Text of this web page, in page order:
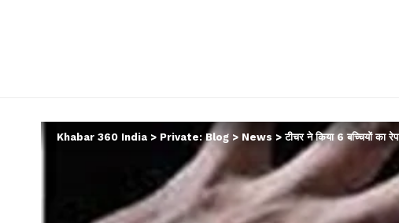
Khabar 360 India > Private: Blog > News >टीचर ने किया 6 बच्चियों का रेप